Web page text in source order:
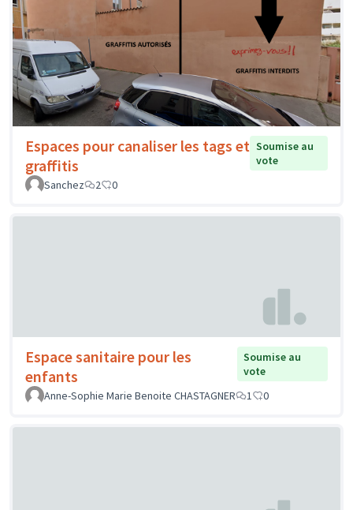
Espaces pour canaliser les tags et
graffitis
Soumise au
vote
Sanchez
2 0
Espace sanitaire pour les
enfants
Soumise au
vote
Anne-Sophie Marie Benoite CHASTAGNER
1 0